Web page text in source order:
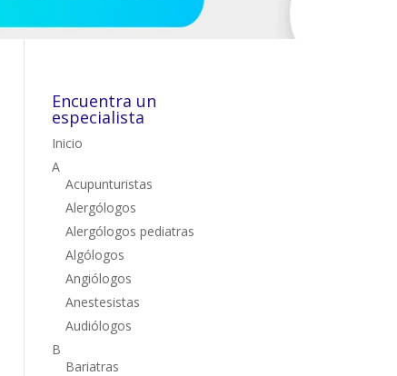
Encuentra un
especialista
Inicio
A
Acupunturistas
Alergólogos
Alergólogos pediatras
Algólogos
Angiólogos
Anestesistas
Audiólogos
B
Bariatras